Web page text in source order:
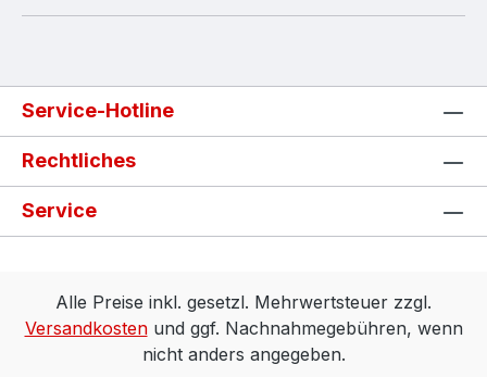
Service-Hotline
Rechtliches
Service
Alle Preise inkl. gesetzl. Mehrwertsteuer zzgl.
Versandkostenund ggf. Nachnahmegebühren, wenn
nicht anders angegeben.